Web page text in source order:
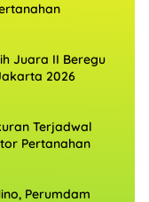
Juara II Beregu
2026
Terjadwal
Pertanahan
Perumdam